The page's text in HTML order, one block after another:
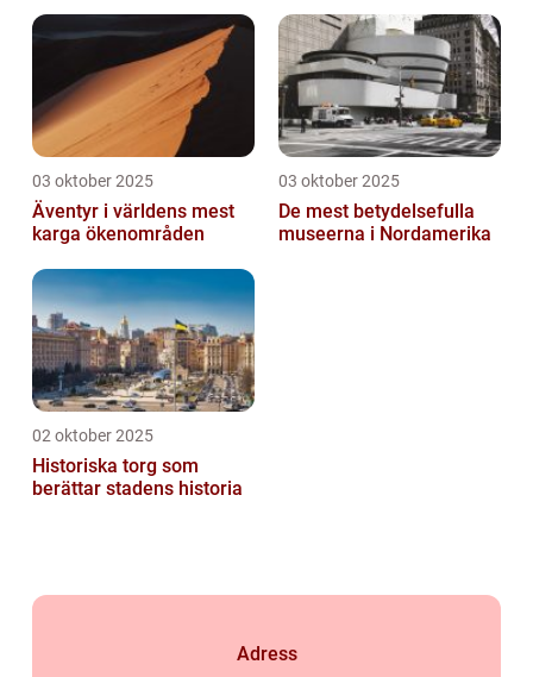
03 oktober 2025
Äventyr i världens mest
karga ökenområden
03 oktober 2025
De mest betydelsefulla
museerna i Nordamerika
02 oktober 2025
Historiska torg som
berättar stadens historia
Adress